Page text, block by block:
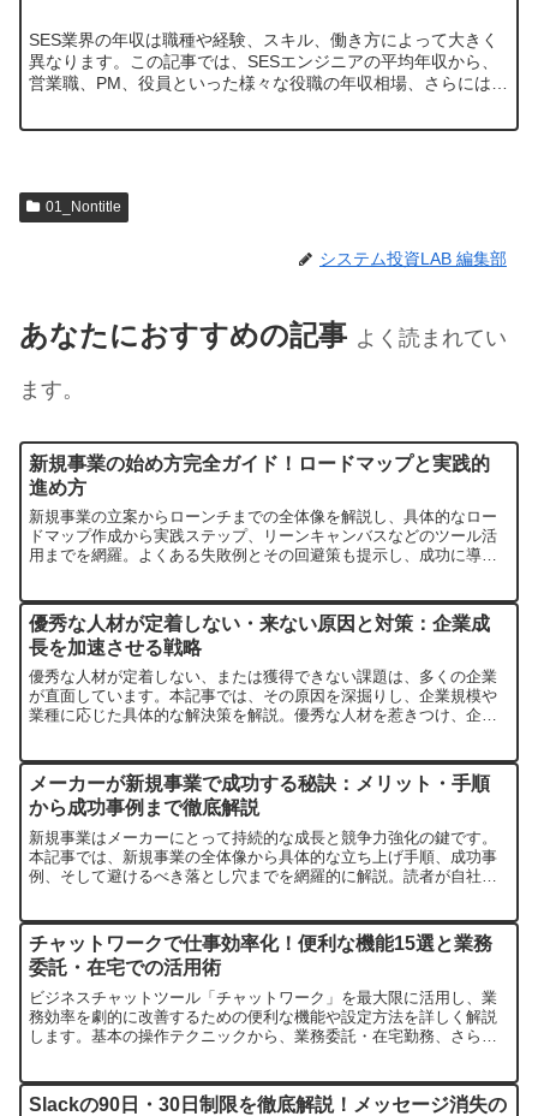
SES業界の年収は職種や経験、スキル、働き方によって大きく
異なります。この記事では、SESエンジニアの平均年収から、
営業職、PM、役員といった様々な役職の年収相場、さらにはフ
場価値を高…
01_Nontitle
システム投資LAB 編集部
あなたにおすすめの記事 よく読まれてい
ます。
新規事業の始め方完全ガイド！ロードマップと実践的
進め方
新規事業の立案からローンチまでの全体像を解説し、具体的なロー
ドマップ作成から実践ステップ、リーンキャンバスなどのツール活
用までを網羅。よくある失敗例とその回避策も提示し、成功に導く
優秀な人材が定着しない・来ない原因と対策：企業成
長を加速させる戦略
優秀な人材が定着しない、または獲得できない課題は、多くの企業
が直面しています。本記事では、その原因を深掘りし、企業規模や
業種に応じた具体的な解決策を解説。優秀な人材を惹きつけ、企業
メーカーが新規事業で成功する秘訣：メリット・手順
から成功事例まで徹底解説
新規事業はメーカーにとって持続的な成長と競争力強化の鍵です。
本記事では、新規事業の全体像から具体的な立ち上げ手順、成功事
例、そして避けるべき落とし穴までを網羅的に解説。読者が自社で
チャットワークで仕事効率化！便利な機能15選と業務
委託・在宅での活用術
ビジネスチャットツール「チャットワーク」を最大限に活用し、業
務効率を劇的に改善するための便利な機能や設定方法を詳しく解説
します。基本の操作テクニックから、業務委託・在宅勤務、さらに
Slackの90日・30日制限を徹底解説！メッセージ消失の